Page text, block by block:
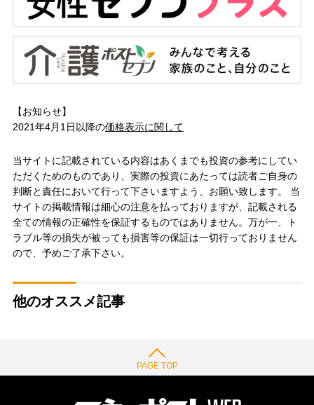
【お知らせ】
2021年4月1日以降の価格表示に関して
当サイトに記載されている内容はあくまでも投資の参考にしてい
ただくためのものであり、実際の投資にあたっては読者ご自身の
判断と責任において行って下さいますよう、お願い致します。 当
サイトの掲載情報は細心の注意を払っておりますが、記載される
全ての情報の正確性を保証するものではありません。万が一、ト
ラブル等の損失が被っても損害等の保証は一切行っておりません
ので、予めご了承下さい。
他のオススメ記事
PAGE TOP